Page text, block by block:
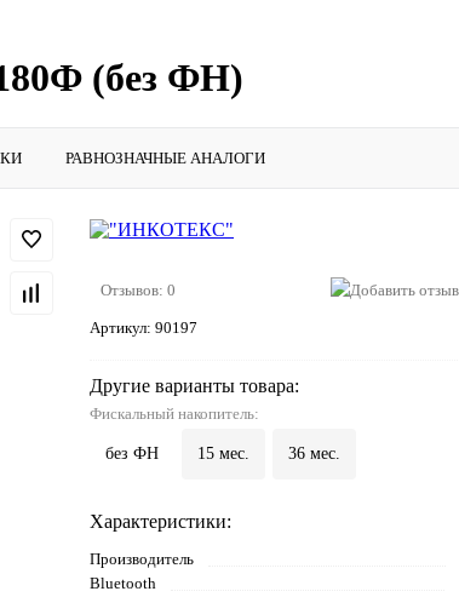
(без ФН)
РАВНОЗНАЧНЫЕ АНАЛОГИ
Отзывов: 0
Артикул: 90197
Другие варианты товара:
Фискальный накопитель:
без ФН 15 мес. 36 мес.
Характеристики:
Производитель
Bluetooth